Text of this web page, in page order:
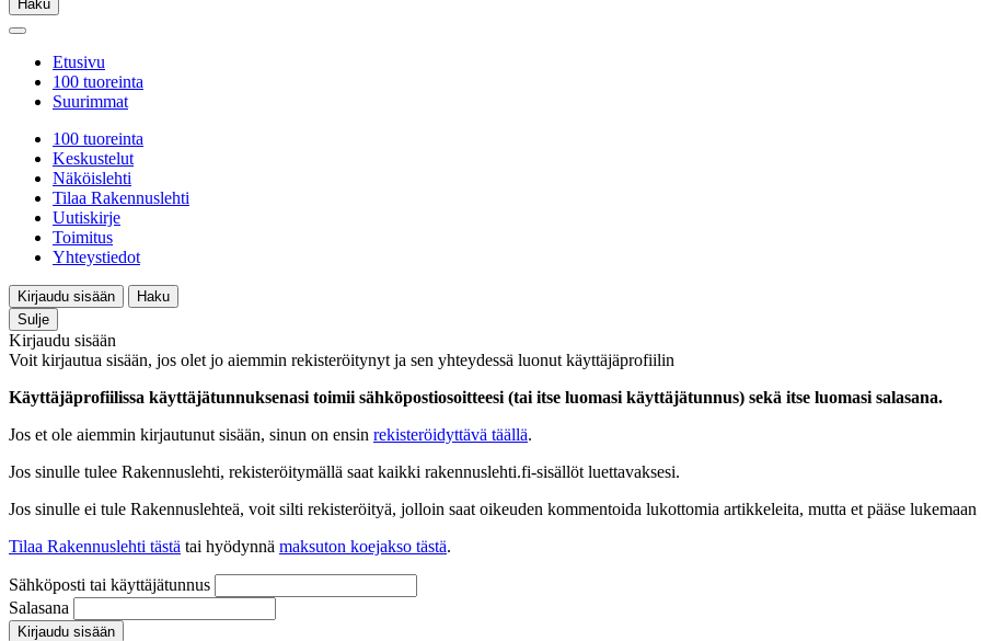
Haku
Etusivu
100 tuoreinta
Suurimmat
100 tuoreinta
Keskustelut
Näköislehti
Tilaa Rakennuslehti
Uutiskirje
Toimitus
Yhteystiedot
Kirjaudu sisään
Haku
Sulje
Kirjaudu sisään
Voit kirjautua sisään, jos olet jo aiemmin rekisteröitynyt ja sen yhteydessä luonut käyttäjäprofiilin
Käyttäjäprofiilissa käyttäjätunnuksenasi toimii sähköpostiosoitteesi (tai itse luomasi käyttäjätunnus) sekä itse luomasi salasana.
Jos et ole aiemmin kirjautunut sisään, sinun on ensin rekisteröidyttävä täällä.
Jos sinulle tulee Rakennuslehti, rekisteröitymällä saat kaikki rakennuslehti.fi-sisällöt luettavaksesi.
Jos sinulle ei tule Rakennuslehteä, voit silti rekisteröityä, jolloin saat oikeuden kommentoida lukottomia artikkeleita, mutta et pääse
Tilaa Rakennuslehti tästä tai hyödynnä maksuton koejakso tästä.
Sähköposti tai käyttäjätunnus
Salasana
Kirjaudu sisään